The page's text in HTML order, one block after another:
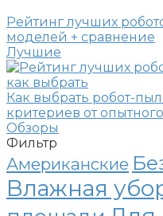
Рейтинг лучших
моделей + сравнение
Лучшие
Как выбрать робот-
критериев от
Обзоры
Фильтр
Американские
Влажная